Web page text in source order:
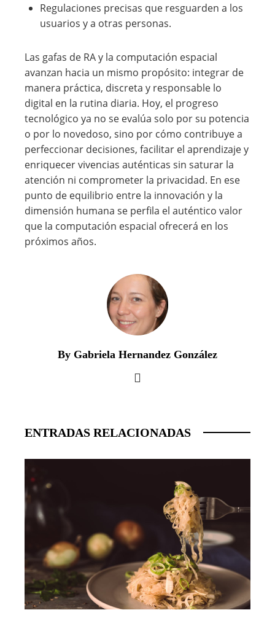
Regulaciones precisas que resguarden a los
usuarios y a otras personas.
Las gafas de RA y la computación espacial
avanzan hacia un mismo propósito: integrar de
manera práctica, discreta y responsable lo
digital en la rutina diaria. Hoy, el progreso
tecnológico ya no se evalúa solo por su potencia
o por lo novedoso, sino por cómo contribuye a
perfeccionar decisiones, facilitar el aprendizaje y
enriquecer vivencias auténticas sin saturar la
atención ni comprometer la privacidad. En ese
punto de equilibrio entre la innovación y la
dimensión humana se perfila el auténtico valor
que la computación espacial ofrecerá en los
próximos años.
By Gabriela Hernandez González
ENTRADAS RELACIONADAS